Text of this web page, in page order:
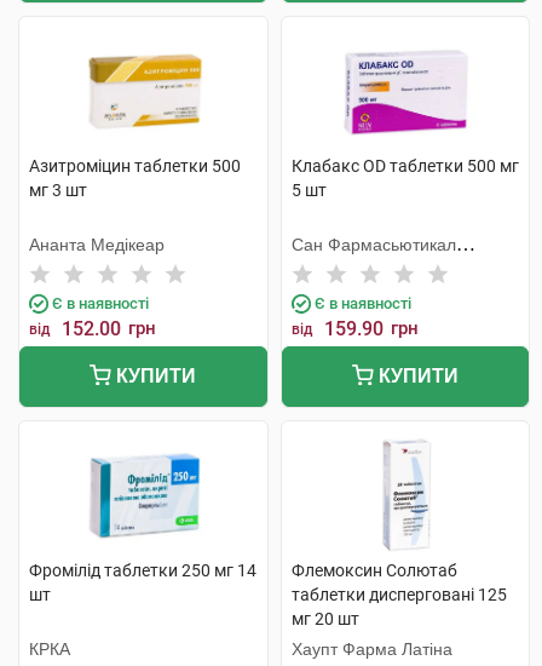
Азитроміцин таблетки 500
мг 3 шт
Ананта Медікеар
Є в наявності
від 152.00 грн
КУПИТИ
Клабакс OD таблетки 500 мг
5 шт
Сан Фармасьютикал
Індастріз
Є в наявності
від 159.90 грн
КУПИТИ
Фромілід таблетки 250 мг 14
шт
КРКА
Флемоксин Солютаб
таблетки дисперговані 125
мг 20 шт
Хаупт Фарма Латіна